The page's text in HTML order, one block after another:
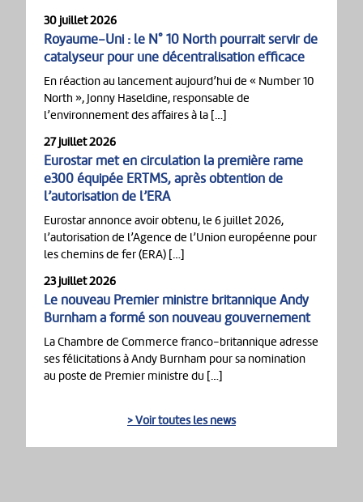
30 juillet 2026
Royaume-Uni : le N° 10 North pourrait servir de
catalyseur pour une décentralisation efficace
En réaction au lancement aujourd’hui de « Number 10
North », Jonny Haseldine, responsable de
l’environnement des affaires à la […]
27 juillet 2026
Eurostar met en circulation la première rame
e300 équipée ERTMS, après obtention de
l’autorisation de l’ERA
Eurostar annonce avoir obtenu, le 6 juillet 2026,
l’autorisation de l’Agence de l’Union européenne pour
les chemins de fer (ERA) […]
23 juillet 2026
Le nouveau Premier ministre britannique Andy
Burnham a formé son nouveau gouvernement
La Chambre de Commerce franco-britannique adresse
ses félicitations à Andy Burnham pour sa nomination
au poste de Premier ministre du […]
> Voir toutes les news